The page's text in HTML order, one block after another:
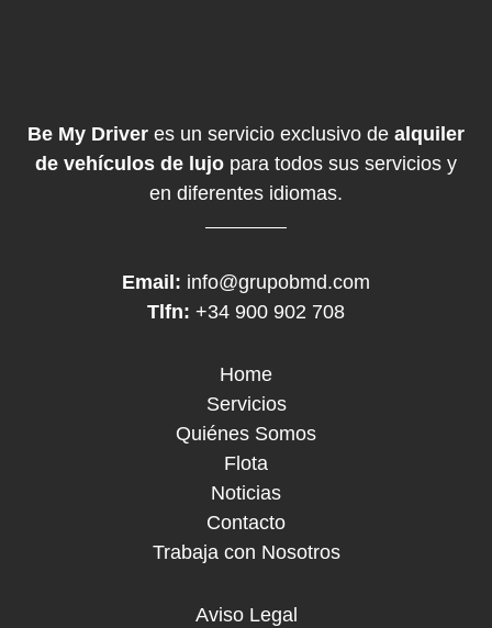
Be My Driver es un servicio exclusivo de alquiler
de vehículos de lujo para todos sus servicios y
en diferentes idiomas.
Email: info@grupobmd.com
Tlfn: +34 900 902 708
Home
Servicios
Quiénes Somos
Flota
Noticias
Contacto
Trabaja con Nosotros
Aviso Legal